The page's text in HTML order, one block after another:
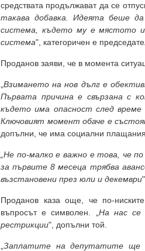
средствата продължават да се
такава добавка. Идеята беше
система, където му е мястото
система", категоричен е
Проданов заяви, че в момента
Взимането на нов дълг е
Първата причина е свързана с
където има опасност след
Ключовият момент обаче е
допълни, че има социални
„Не по-малко е важно е това, че
за първите 8 месеца трябва
възстановени през юли и декември
Проданов каза още, че по-
въпросът е символен. „ На нас се
рестрикции", допълни той.
Заплатите на депутатите ще